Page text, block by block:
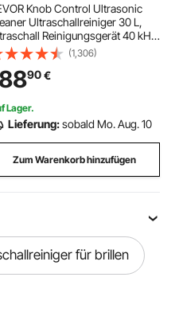
Knob Control Ultrasonic
Ultraschallreiniger 30 L,
Reinigungsgerät 40 kHz
W, Digitaler Ultraschallreiniger,
Reinigung Ultraschall 220
(1,306)
90€
Lager.
Lieferung:sobald Mo. Aug. 10
Zum Warenkorb hinzufügen
für brillen